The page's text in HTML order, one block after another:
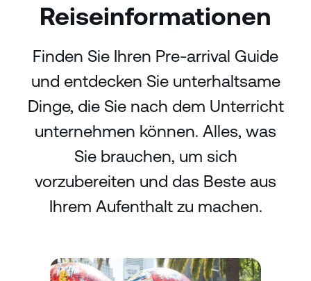
Reiseinformationen
Finden Sie Ihren Pre-arrival Guide
und entdecken Sie unterhaltsame
Dinge, die Sie nach dem Unterricht
unternehmen können. Alles, was
Sie brauchen, um sich
vorzubereiten und das Beste aus
Ihrem Aufenthalt zu machen.